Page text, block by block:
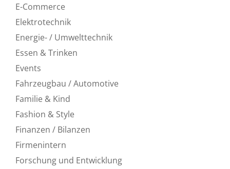
E-Commerce
Elektrotechnik
Energie- / Umwelttechnik
Essen & Trinken
Events
Fahrzeugbau / Automotive
Familie & Kind
Fashion & Style
Finanzen / Bilanzen
Firmenintern
Forschung und Entwicklung